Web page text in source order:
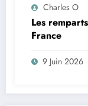
Charles O
Les
France
9 Juin 2026